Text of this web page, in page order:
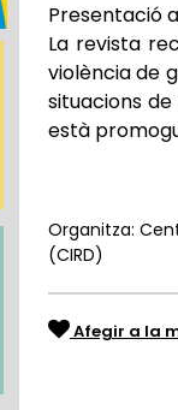
Presentació
La revista
violència de
situacions
està
Organitza:
(CIRD)
Afegir a la